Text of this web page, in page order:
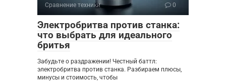
Сравнение техники 0
Электробритва против станка:
что выбрать для идеального
бритья
Забудьте о раздражении! Честный баттл:
электробритва против станка. Разбираем плюсы,
минусы и стоимость, чтобы